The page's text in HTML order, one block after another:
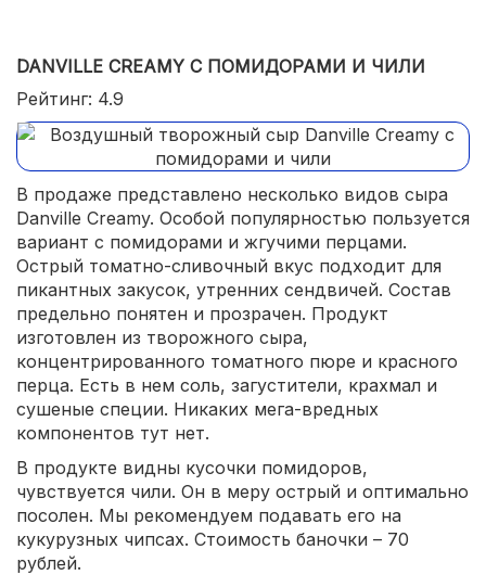
DANVILLE CREAMY С ПОМИДОРАМИ И ЧИЛИ
Рейтинг: 4.9
В продаже представлено несколько видов сыра
Danville Creamy. Особой популярностью пользуется
вариант с помидорами и жгучими перцами.
Острый томатно-сливочный вкус подходит для
пикантных закусок, утренних сендвичей. Состав
предельно понятен и прозрачен. Продукт
изготовлен из творожного сыра,
концентрированного томатного пюре и красного
перца. Есть в нем соль, загустители, крахмал и
сушеные специи. Никаких мега-вредных
компонентов тут нет.
В продукте видны кусочки помидоров,
чувствуется чили. Он в меру острый и оптимально
посолен. Мы рекомендуем подавать его на
кукурузных чипсах. Стоимость баночки – 70
рублей.